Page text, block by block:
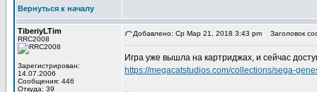
Вернуться к началу
TiberiyLTim
RRC2008
Зарегистрирован:
14.07.2006
Сообщения: 446
Откуда: 39
Добавлено: Ср Мар 21, 2018 3:43 pm Заголовок
Игра уже вышла на картриджах, и сейчас
https://megacatstudios.com/collections/sega-